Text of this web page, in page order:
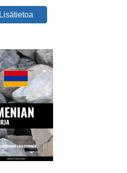
Lisätietoa